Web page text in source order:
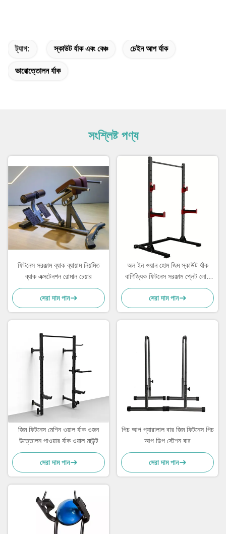
ট্যাগ: স্কাউট র্যাক এবং বেঞ্চ চেইন আপ র্যাক
ভারোত্তোলন র্যাক
সংশ্লিষ্ট পণ্য
ফিটনেস সরঞ্জাম ব্যাক ব্যায়াম নিয়মিত
ব্যাক এক্সটেনশন রোমান চেয়ার
সেরা দাম পান
অল ইন ওয়ান হোম জিম স্কাউট র্যাক
বাণিজ্যিক ফিটনেস সরঞ্জাম প্লেট লোড
মেশিন
সেরা দাম পান
জিম ফিটনেস মেশিন ওয়াল র্যাক ওজন
উত্তোলন পাওয়ার র্যাক ওয়াল মাউন্ট
সেরা দাম পান
পিচ আপ প্যারালাল বার জিম ফিটনেস পিচ
আপ ডিপ স্টেশন বার
সেরা দাম পান